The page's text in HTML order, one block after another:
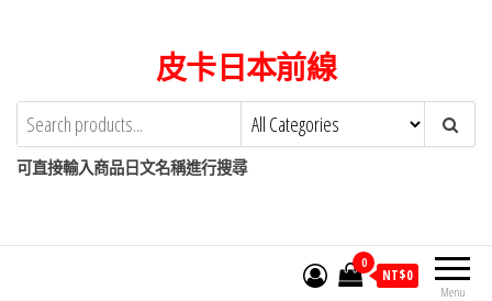
content
皮卡日本前線
可直接輸入商品日文名稱進行搜尋
Menu
0
NT$0